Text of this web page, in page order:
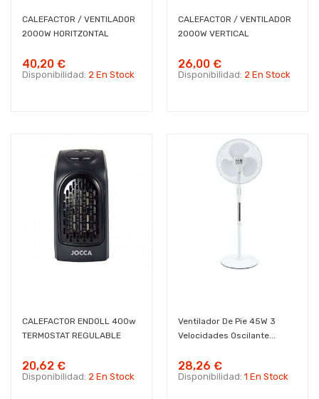
CALEFACTOR / VENTILADOR
2000W HORITZONTAL
40,20 €
Disponibilidad: 2 En Stock
CALEFACTOR / VENTILADOR
2000W VERTICAL
26,00 €
Disponibilidad: 2 En Stock
CALEFACTOR ENDOLL 400w
TERMOSTAT REGULABLE
20,62 €
Disponibilidad: 2 En Stock
Ventilador De Pie 45W 3
Velocidades Oscilante...
28,26 €
Disponibilidad: 1 En Stock